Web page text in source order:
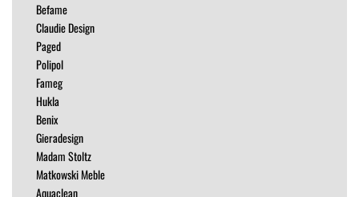
ŁÓŻKA
MEBLE RTV
NAROŻNIKI
OUTLET
PUFY
SOFY
STOLIKI
STOŁY
SZAFKI I KOMODY
Befame
Claudie Design
Paged
Polipol
Fameg
Hukla
Benix
Gieradesign
Madam Stoltz
Matkowski Meble
Aquaclean